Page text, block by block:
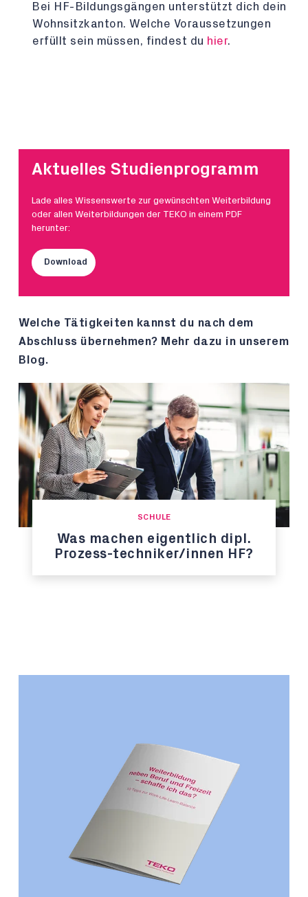
Bei HF-Bildungsgängen unterstützt dich dein
Wohnsitzkanton. Welche Voraussetzungen
erfüllt sein müssen, findest du hier.
Aktuelles Studienprogramm
Lade alles Wissenswerte zur gewünschten Weiterbildung
oder allen Weiterbildungen der TEKO in einem PDF
herunter:
Download
Welche Tätigkeiten kannst du nach dem
Abschluss übernehmen? Mehr dazu in unserem
Blog.
SCHULE
Was machen eigentlich dipl.
Prozess-techniker/innen HF?